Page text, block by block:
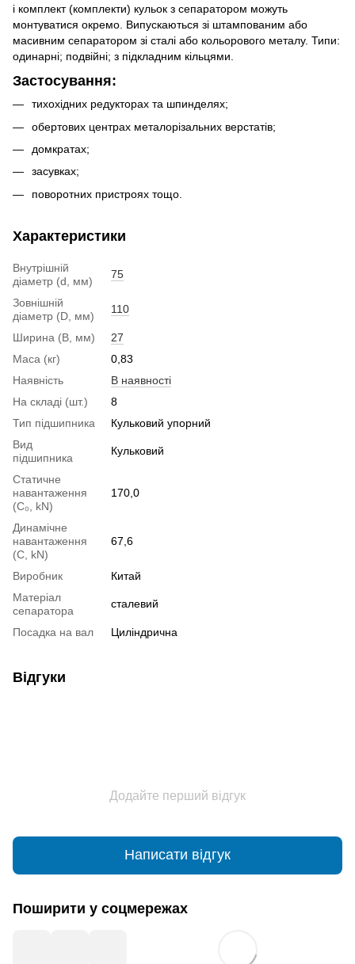
і комплект (комплекти) кульок з сепаратором можуть
монтуватися окремо. Випускаються зі штампованим або
масивним сепаратором зі сталі або кольорового металу. Типи:
одинарні; подвійні; з підкладним кільцями.
Застосування:
тихохідних редукторах та шпинделях;
обертових центрах металорізальних верстатів;
домкратах;
засувках;
поворотних пристроях тощо.
Характеристики
Внутрішній
діаметр (d, мм)
75
Зовнішній
діаметр (D, мм)
110
Ширина (B, мм)
27
Маса (кг)
0,83
Наявність
В наявності
На складі (шт.)
8
Тип підшипника
Кульковий упорний
Вид
підшипника
Кульковий
Статичне
навантаження
(С₀, kN)
170,0
Динамічне
навантаження
(С, kN)
67,6
Виробник
Китай
Матеріал
сепаратора
сталевий
Посадка на вал Циліндрична
Відгуки
Додайте перший відгук
Написати відгук
Поширити у соцмережах